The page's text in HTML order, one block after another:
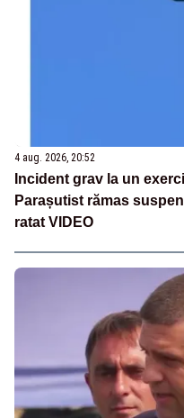
4 aug. 2026, 20:52
Incident grav la un
Parașutist rămas
ratat VIDEO